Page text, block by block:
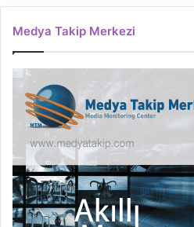
Medya Takip Merkezi